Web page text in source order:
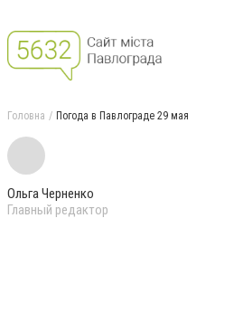
Головна Погода в Павлограде 29 мая
Ольга Черненко
Главный редактор